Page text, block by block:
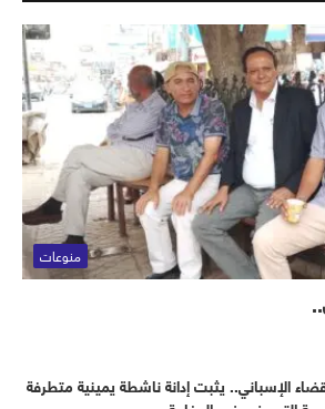
منوعات
الإسباني.. يثبت إدانة ناشطة يمينية متطرفة